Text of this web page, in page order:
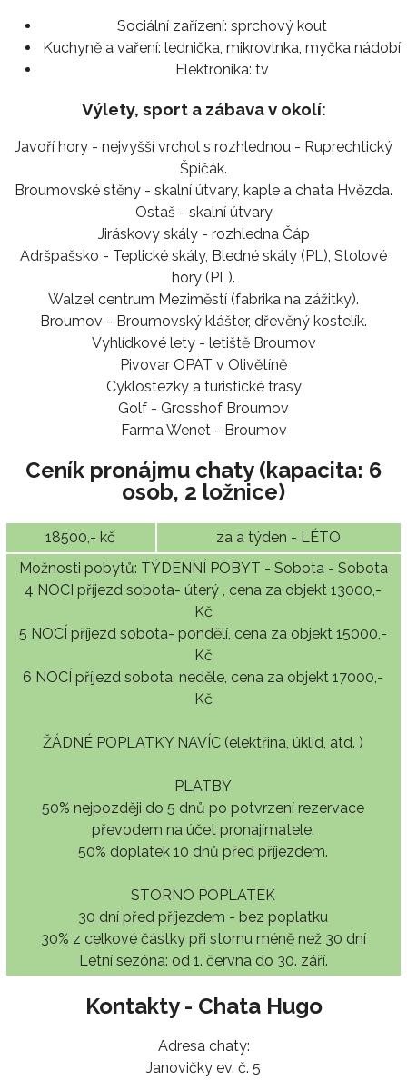
Sociální zařízení: sprchový kout
Kuchyně a vaření: lednička, mikrovlnka, myčka nádobí
Elektronika: tv
Výlety, sport a zábava v okolí:
Javoří hory - nejvyšší vrchol s rozhlednou - Ruprechtický
Špičák.
Broumovské stěny - skalní útvary, kaple a chata Hvězda.
Ostaš - skalní útvary
Jiráskovy skály - rozhledna Čáp
Adršpašsko - Teplické skály, Bledné skály (PL), Stolové
hory (PL).
Walzel centrum Meziměstí (fabrika na zážitky).
Broumov - Broumovský klášter, dřevěný kostelík.
Vyhlídkové lety - letiště Broumov
Pivovar OPAT v Olivětíně
Cyklostezky a turistické trasy
Golf - Grosshof Broumov
Farma Wenet - Broumov
Ceník pronájmu chaty (kapacita: 6
osob, 2 ložnice)
18500,- kč
za a týden - LÉTO
Možnosti pobytů: TÝDENNÍ POBYT - Sobota - Sobota
4 NOCI příjezd sobota- úterý , cena za objekt 13000,-
Kč
5 NOCÍ příjezd sobota- pondělí, cena za objekt 15000,-
Kč
6 NOCÍ příjezd sobota, neděle, cena za objekt 17000,-
Kč
ŽÁDNÉ POPLATKY NAVÍC (elektřina, úklid, atd. )
PLATBY
50% nejpozději do 5 dnů po potvrzení rezervace
převodem na účet pronajímatele.
50% doplatek 10 dnů před příjezdem.
STORNO POPLATEK
30 dní před příjezdem - bez poplatku
30% z celkové částky při stornu méně než 30 dní
Letní sezóna: od 1. června do 30. září.
Kontakty - Chata Hugo
Adresa chaty:
Janovičky ev. č. 5